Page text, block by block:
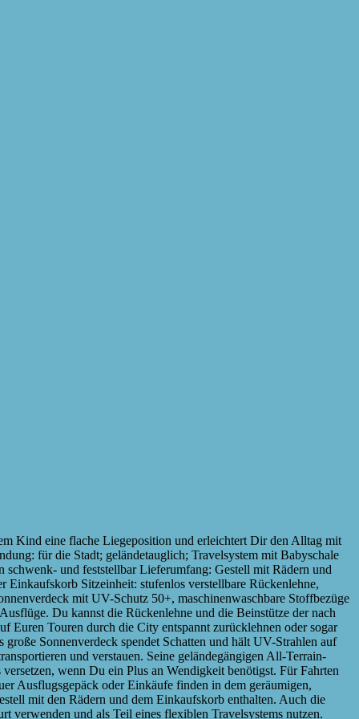
Kind eine flache Liegeposition und erleichtert Dir den Alltag mit
für die Stadt; geländetauglich; Travelsystem mit Babyschale
und feststellbar Lieferumfang: Gestell mit Rädern und
Sitzeinheit: stufenlos verstellbare Rückenlehne,
mit UV-Schutz 50+, maschinenwaschbare Stoffbezüge
Du kannst die Rückenlehne und die Beinstütze der nach
Euren Touren durch die City entspannt zurücklehnen oder sogar
Sonnenverdeck spendet Schatten und hält UV-Strahlen auf
und verstauen. Seine geländegängigen All-Terrain-
wenn Du ein Plus an Wendigkeit benötigst. Für Fahrten
Ausflugsgepäck oder Einkäufe finden in dem geräumigen,
mit den Rädern und dem Einkaufskorb enthalten. Auch die
verwenden und als Teil eines flexiblen Travelsystems nutzen.